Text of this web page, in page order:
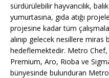
sürdürülebilir hayvancılık,
yumurtasına, gıda atığı
projesine kadar tüm
alınıp gelecek nesillere miras
hedeflemektedir. Metro
Premium, Aro, Rioba ve
bünyesinde bulunduran